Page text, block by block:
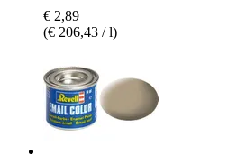
€ 2,89
(€ 206,43 / l)